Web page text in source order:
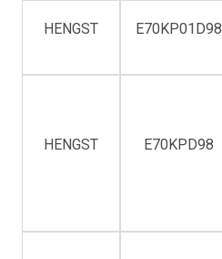
HENGST E70KP01D98
HENGST E70KPD98